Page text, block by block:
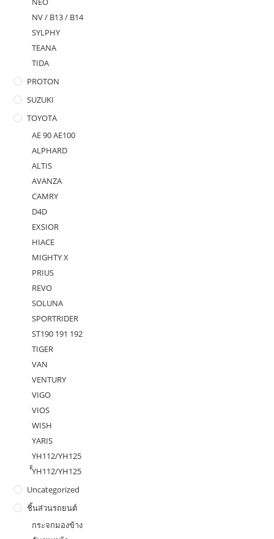
NV / B13 / B14
SYLPHY
TEANA
TIDA
PROTON
SUZUKI
TOYOTA
AE 90 AE100
ALPHARD
ALTIS
AVANZA
CAMRY
D4D
EXSIOR
HIACE
MIGHTY X
PRIUS
REVO
SOLUNA
SPORTRIDER
ST190 191 192
TIGER
VAN
VENTURY
VIGO
VIOS
WISH
YARIS
YH112/YH125
ํ็YH112/YH125
Uncategorized
ชิ้นส่วนรถยนต์
กระจกมองข้าง